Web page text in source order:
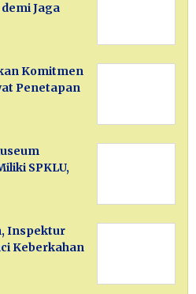
Jaga
Komitmen
Penetapan
SPKLU,
Inspektur
Keberkahan